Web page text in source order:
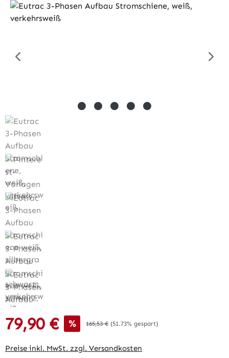
Bildergalerie überspringen
Verkaufspreis:
79,90 € % Regulärer Preis:
165,53 € (51.73% gespart)
Preise inkl. MwSt. zzgl. Versandkosten